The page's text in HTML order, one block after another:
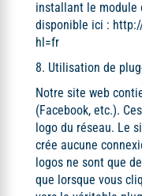
installant le module
disponible ici :
hl=fr
8. Utilisation de
Notre site web
(Facebook, etc.).
logo du réseau. Le
crée aucune
logos ne sont que
que lorsque vous